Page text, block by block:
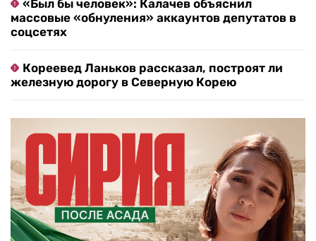
«Был бы человек»: Калачев объяснил
массовые «обнуления» аккаунтов депутатов в
соцсетях
Кореевед Ланьков рассказал, построят ли
железную дорогу в Северную Корею